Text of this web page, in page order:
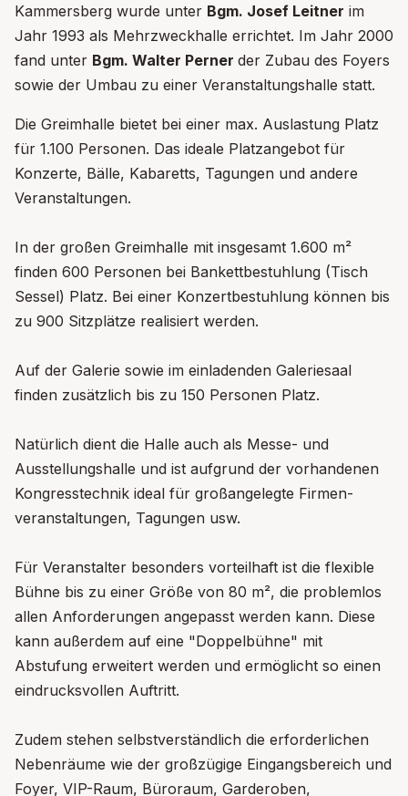
Kammersberg wurde unter Bgm. Josef Leitner im
Jahr 1993 als Mehrzweckhalle errichtet. Im Jahr 2000
fand unter Bgm. Walter Perner der Zubau des Foyers
sowie der Umbau zu einer Veranstaltungshalle statt.
Die Greimhalle bietet bei einer max. Auslastung Platz
für 1.100 Personen. Das ideale Platzangebot für
Konzerte, Bälle, Kabaretts, Tagungen und andere
Veranstaltungen.
In der großen Greimhalle mit insgesamt 1.600 m²
finden 600 Personen bei Bankettbestuhlung (Tisch
Sessel) Platz. Bei einer Konzertbestuhlung können bis
zu 900 Sitzplätze realisiert werden.
Auf der Galerie sowie im einladenden Galeriesaal
finden zusätzlich bis zu 150 Personen Platz.
Natürlich dient die Halle auch als Messe- und
Ausstellungshalle und ist aufgrund der vorhandenen
Kongresstechnik ideal für großangelegte Firmen-
veranstaltungen, Tagungen usw.
Für Veranstalter besonders vorteilhaft ist die flexible
Bühne bis zu einer Größe von 80 m², die problemlos
allen Anforderungen angepasst werden kann. Diese
kann außerdem auf eine "Doppelbühne" mit
Abstufung erweitert werden und ermöglicht so einen
eindrucksvollen Auftritt.
Zudem stehen selbstverständlich die erforderlichen
Nebenräume wie der großzügige Eingangsbereich und
Foyer, VIP-Raum, Büroraum, Garderoben,